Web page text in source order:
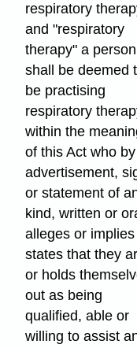
respiratory
and "respiratory
therapy" a person
shall be deemed
be practising
respiratory
within the
of this Act who by
advertisement,
or statement of
kind, written or
alleges or
states that they
or holds
out as being
qualified, able or
willing to assist